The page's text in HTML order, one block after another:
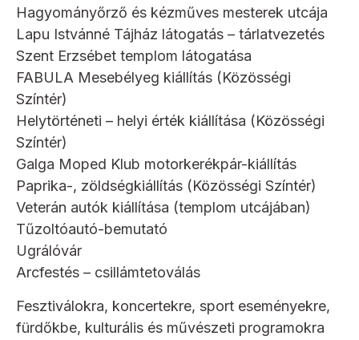
Hagyományőrző és kézműves mesterek utcája
Lapu Istvánné Tájház látogatás – tárlatvezetés
Szent Erzsébet templom látogatása
FABULA Mesebélyeg kiállítás (Közösségi
Színtér)
Helytörténeti – helyi érték kiállítása (Közösségi
Színtér)
Galga Moped Klub motorkerékpár-kiállítás
Paprika-, zöldségkiállítás (Közösségi Színtér)
Veterán autók kiállítása (templom utcájában)
Tűzoltóautó-bemutató
Ugrálóvár
Arcfestés – csillámtetoválás
Fesztiválokra, koncertekre, sport eseményekre,
fürdőkbe, kulturális és művészeti programokra